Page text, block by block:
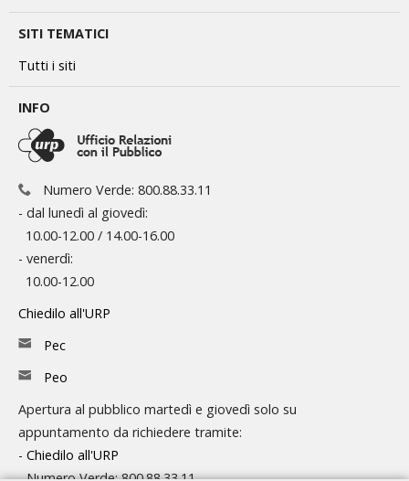
SITI TEMATICI
Tutti i siti
INFO
Numero Verde: 800.88.33.11
- dal lunedì al giovedì:
10.00-12.00 / 14.00-16.00
- venerdì:
10.00-12.00
Chiedilo all'URP
Pec
Peo
Apertura al pubblico martedì e giovedì solo su
appuntamento da richiedere tramite:
- Chiedilo all'URP